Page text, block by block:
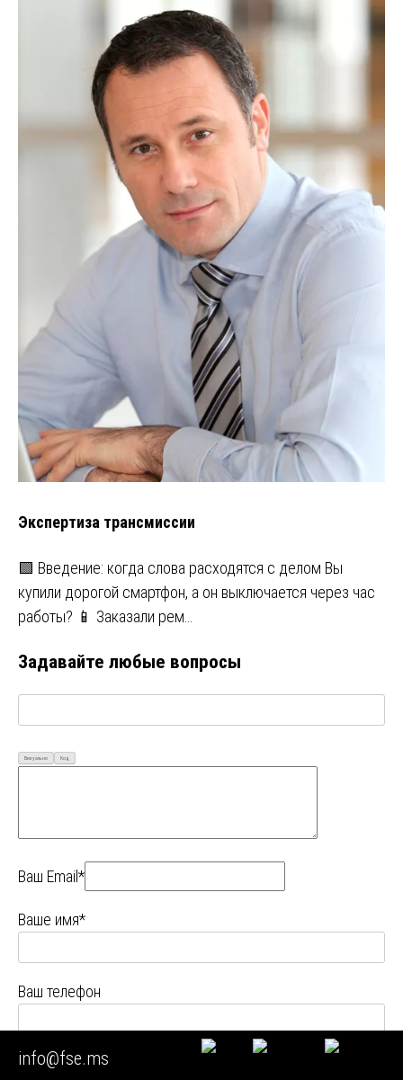
Экспертиза трансмиссии
🟩 Введение: когда слова расходятся с делом Вы
купили дорогой смартфон, а он выключается через час
работы? 📱 Заказали рем…
Задавайте любые вопросы
Визуально Код
Ваш Email*
Ваше имя*
Ваш телефон
Ваш город
info@fse.ms